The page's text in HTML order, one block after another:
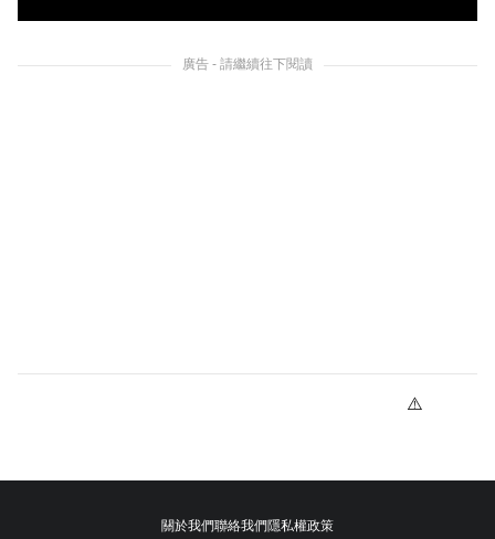
廣告 - 請繼續往下閱讀
關於我們聯絡我們隱私權政策